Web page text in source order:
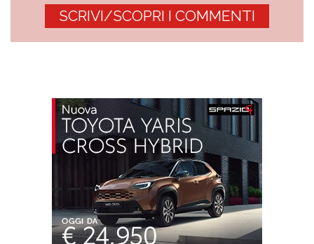
SCRIVI/SCOPRI I COMMENTI